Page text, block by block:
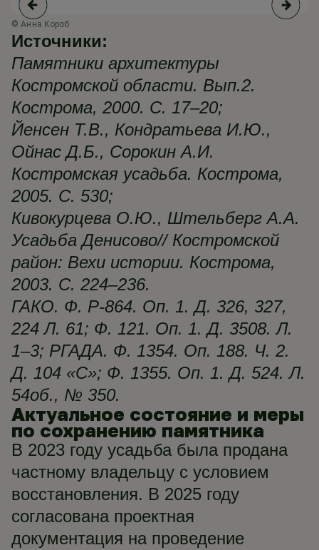
© Анна Короб
Источники:
Памятники архитектуры
Костромской области. Вып.2.
Кострома, 2000. С. 17–20;
Йенсен Т.В., Кондратьева И.Ю.,
Ойнас Д.Б., Сорокин А.И.
Костромская усадьба. Кострома,
2005. С. 530;
Кивокурцева О.Ю., Штельберг А.А.
Усадьба Денисово// Костромской
район: Вехи истории. Кострома,
2003. С. 224–236.
ГАКО. Ф. Р-864. Оп. 1. Д. 326, 327,
224 Л. 61; Ф. 121. Оп. 1. Д. 3508. Л.
1–3; РГАДА. Ф. 1354. Оп. 188. Ч. 2.
Д. 104 «С»; Ф. 1355. Оп. 1. Д. 524. Л.
54об., № 350.
Актуальное состояние и меры
по сохранению памятника
В 2023 году усадьба была продана
частному владельцу с условием
восстановления. В 2025 году
согласована проектная
документация на проведение